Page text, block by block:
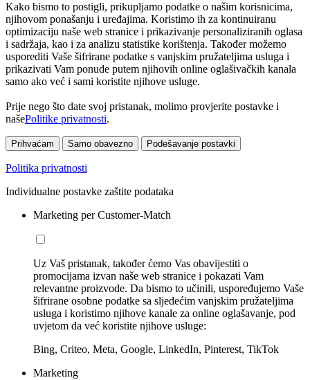
Kako bismo to postigli, prikupljamo podatke o našim korisnicima,
njihovom ponašanju i uređajima. Koristimo ih za kontinuiranu
optimizaciju naše web stranice i prikazivanje personaliziranih oglasa
i sadržaja, kao i za analizu statistike korištenja. Također možemo
usporediti Vaše šifrirane podatke s vanjskim pružateljima usluga i
prikazivati Vam ponude putem njihovih online oglašivačkih kanala
samo ako već i sami koristite njihove usluge.
Prije nego što date svoj pristanak, molimo provjerite postavke i
našePolitike privatnosti.
Prihvaćam Samo obavezno Podešavanje postavki
Politika privatnosti
Individualne postavke zaštite podataka
Marketing per Customer-Match
Uz Vaš pristanak, također ćemo Vas obavijestiti o
promocijama izvan naše web stranice i pokazati Vam
relevantne proizvode. Da bismo to učinili, uspoređujemo Vaše
šifrirane osobne podatke sa sljedećim vanjskim pružateljima
usluga i koristimo njihove kanale za online oglašavanje, pod
uvjetom da već koristite njihove usluge:
Bing, Criteo, Meta, Google, LinkedIn, Pinterest, TikTok
Marketing